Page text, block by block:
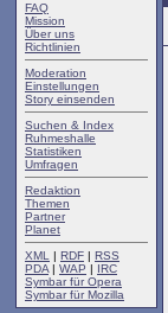
FAQ
Mission
Über uns
Richtlinien
Moderation
Einstellungen
Story einsenden
Suchen & Index
Ruhmeshalle
Statistiken
Umfragen
Redaktion
Themen
Partner
Planet
XML
| RDF | RSS
PDA | WAP | IRC
Symbar für Opera
Symbar für Mozilla